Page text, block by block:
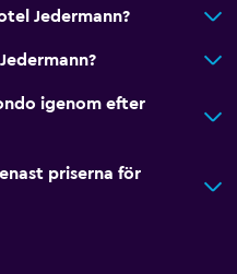
Jedermann?
igenom efter
priserna för